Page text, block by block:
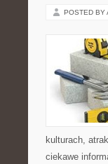
POSTED BY
kulturach,
ciekawe